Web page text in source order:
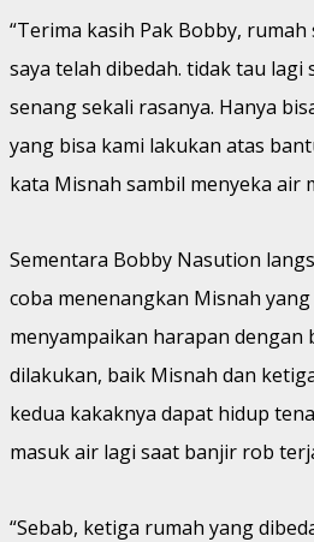
“Terima kasih Pak Bobby,
saya telah dibedah. tidak tau lagi
senang sekali rasanya. Hanya
yang bisa kami lakukan atas
kata Misnah sambil menyeka air
Sementara Bobby Nasution
coba menenangkan Misnah
menyampaikan harapan dengan
dilakukan, baik Misnah dan
kedua kakaknya dapat hidup
masuk air lagi saat banjir rob
“Sebab, ketiga rumah yang